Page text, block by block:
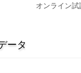
オンライン
ータ